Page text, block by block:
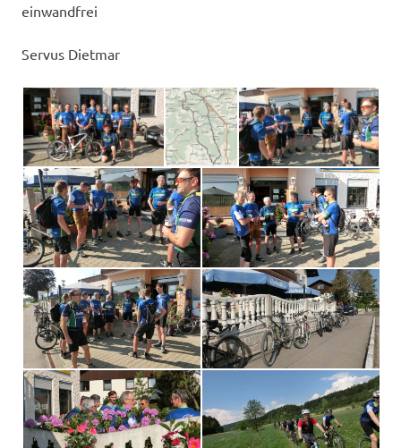
einwandfrei
Servus Dietmar